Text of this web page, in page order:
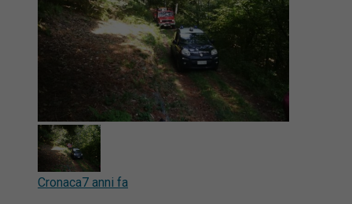
Cronaca7 anni fa